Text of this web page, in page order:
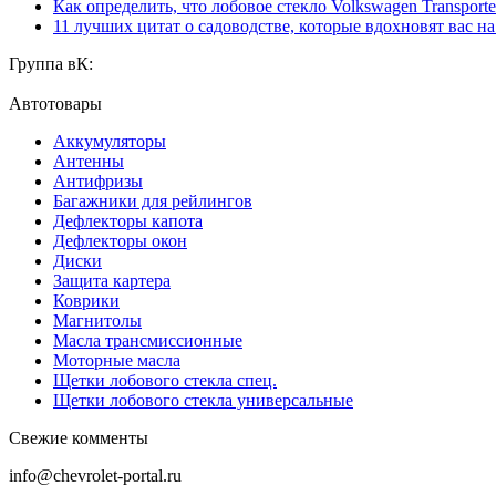
Как определить, что лобовое стекло Volkswagen
11 лучших цитат о садоводстве, которые вдохновят вас
Группа вК:
Автотовары
Аккумуляторы
Антенны
Антифризы
Багажники для рейлингов
Дефлекторы капота
Дефлекторы окон
Диски
Защита картера
Коврики
Магнитолы
Масла трансмиссионные
Моторные масла
Щетки лобового стекла спец.
Щетки лобового стекла универсальные
Свежие комменты
info@chevrolet-portal.ru